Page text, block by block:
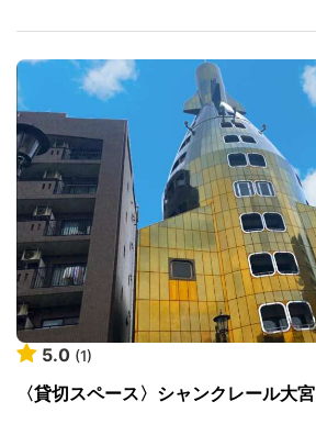
5.0 (1)
〈貸切スペース〉シャンクレール大宮